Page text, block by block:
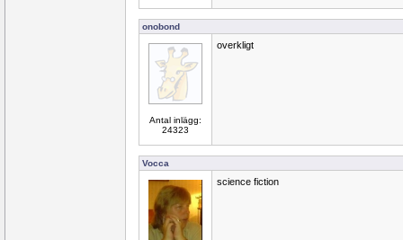
onobond
Antal inlägg:
24323
overkligt
Vocca
science fiction